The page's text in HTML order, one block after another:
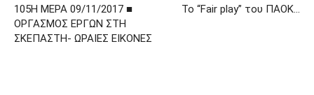
105Η ΜΕΡΑ 09/11/2017 ■
ΟΡΓΑΣΜΟΣ ΕΡΓΩΝ ΣΤΗ
ΣΚΕΠΑΣΤΗ- ΩΡΑΙΕΣ ΕΙΚΟΝΕΣ
Το “Fair play” του ΠΑΟΚ…